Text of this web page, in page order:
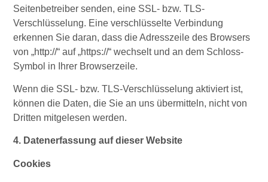
Seitenbetreiber senden, eine SSL- bzw. TLS-
Verschlüsselung. Eine verschlüsselte Verbindung
erkennen Sie daran, dass die Adresszeile des Browsers
von „http://“ auf „https://“ wechselt und an dem Schloss-
Symbol in Ihrer Browserzeile.
Wenn die SSL- bzw. TLS-Verschlüsselung aktiviert ist,
können die Daten, die Sie an uns übermitteln, nicht von
Dritten mitgelesen werden.
4. Datenerfassung auf dieser Website
Cookies